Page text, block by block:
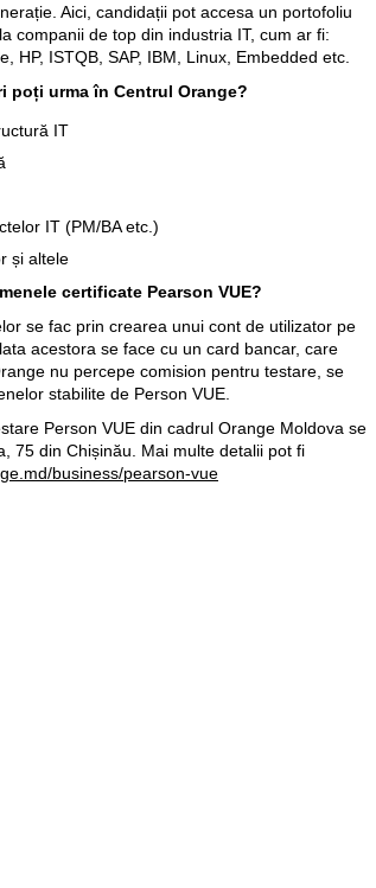
Aici, candidații pot accesa un portofoliu
companii de top din industria IT, cum ar fi:
HP, ISTQB, SAP, IBM, Linux, Embedded etc.
poți urma în Centrul Orange?
IT
IT (PM/BA etc.)
și altele
certificate Pearson VUE?
se fac prin crearea unui cont de utilizator pe
acestora se face cu un card bancar, care
nu percepe comision pentru testare, se
stabilite de Person VUE.
Person VUE din cadrul Orange Moldova se
75 din Chișinău. Mai multe detalii pot fi
business/pearson-vue